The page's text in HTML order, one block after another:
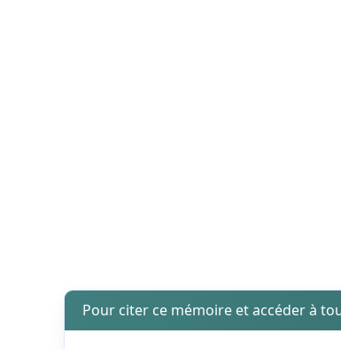
Pour citer ce mémoire et accéder à